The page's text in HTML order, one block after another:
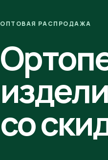
ОПТОВАЯ РАСПРОДАЖА
со